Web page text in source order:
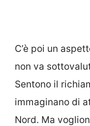
C’è poi un
non va
Sentono il
immaginano di
Nord. Ma